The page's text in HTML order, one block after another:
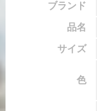
ブランド
品名
サイズ
色